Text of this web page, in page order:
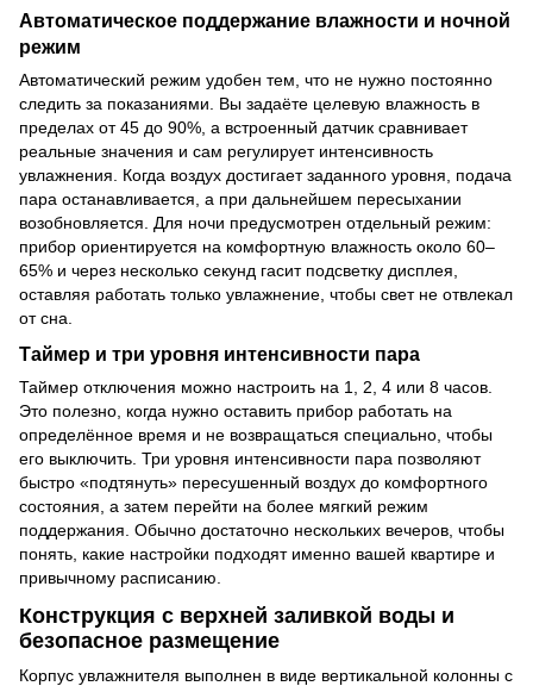
Автоматическое поддержание влажности и ночной
режим
Автоматический режим удобен тем, что не нужно постоянно
следить за показаниями. Вы задаёте целевую влажность в
пределах от 45 до 90%, а встроенный датчик сравнивает
реальные значения и сам регулирует интенсивность
увлажнения. Когда воздух достигает заданного уровня, подача
пара останавливается, а при дальнейшем пересыхании
возобновляется. Для ночи предусмотрен отдельный режим:
прибор ориентируется на комфортную влажность около 60–
65% и через несколько секунд гасит подсветку дисплея,
оставляя работать только увлажнение, чтобы свет не отвлекал
от сна.
Таймер и три уровня интенсивности пара
Таймер отключения можно настроить на 1, 2, 4 или 8 часов.
Это полезно, когда нужно оставить прибор работать на
определённое время и не возвращаться специально, чтобы
его выключить. Три уровня интенсивности пара позволяют
быстро «подтянуть» пересушенный воздух до комфортного
состояния, а затем перейти на более мягкий режим
поддержания. Обычно достаточно нескольких вечеров, чтобы
понять, какие настройки подходят именно вашей квартире и
привычному расписанию.
Конструкция с верхней заливкой воды и
безопасное размещение
Корпус увлажнителя выполнен в виде вертикальной колонны с